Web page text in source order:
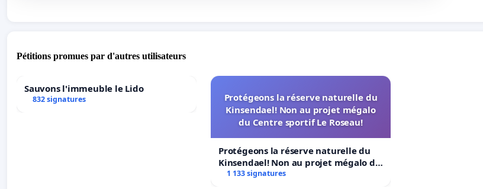
Pétitions promues par d'autres utilisateurs
Sauvons l'immeuble le Lido
832 signatures
Protégeons la réserve naturelle du
Kinsendael! Non au projet mégalo
du Centre sportif Le Roseau!
Protégeons la réserve naturelle du
Kinsendael! Non au projet mégalo du
Centre sportif Le Roseau!
1 133 signatures